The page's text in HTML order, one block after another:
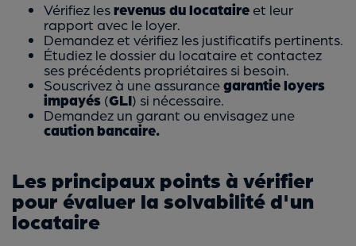
Vérifiez lesrevenus du locataire et leur
rapport avec le loyer.
Demandez et vérifiez les justificatifs pertinents.
Étudiez le dossier du locataire et contactez
ses précédents propriétaires si besoin.
Souscrivez à une assurancegarantie loyers
impayés (GLI) si nécessaire.
Demandez un garant ou envisagez une
caution bancaire.
Les principaux points à vérifier
pour évaluer la solvabilité d'un
locataire